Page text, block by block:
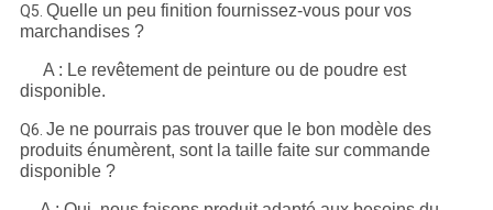
Q5. Quelle un peu finition fournissez-vous pour vos
marchandises ?
A : Le revêtement de peinture ou de poudre est
disponible.
Q6. Je ne pourrais pas trouver que le bon modèle des
produits énumèrent, sont la taille faite sur commande
disponible ?